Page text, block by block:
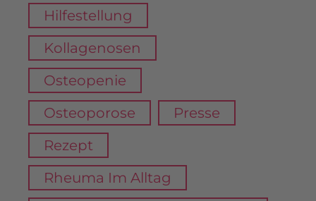
Hilfestellung
Kollagenosen
Osteopenie
Osteoporose
Presse
Rezept
Rheuma Im Alltag